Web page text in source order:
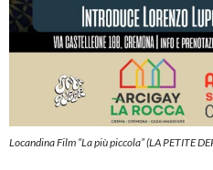
Locandina Film “La più piccola” (LA PETITE